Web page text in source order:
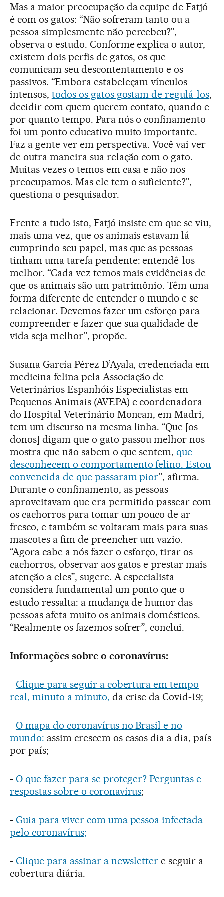
Mas a maior preocupação da equipe de Fatjó
é com os gatos: “Não sofreram tanto ou a
pessoa simplesmente não percebeu?”,
observa o estudo. Conforme explica o autor,
existem dois perfis de gatos, os que
comunicam seu descontentamento e os
passivos. “Embora estabeleçam vínculos
intensos, todos os gatos gostam de regulá-los,
decidir com quem querem contato, quando e
por quanto tempo. Para nós o confinamento
foi um ponto educativo muito importante.
Faz a gente ver em perspectiva. Você vai ver
de outra maneira sua relação com o gato.
Muitas vezes o temos em casa e não nos
preocupamos. Mas ele tem o suficiente?”,
questiona o pesquisador.
Frente a tudo isto, Fatjó insiste em que se viu,
mais uma vez, que os animais estavam lá
cumprindo seu papel, mas que as pessoas
tinham uma tarefa pendente: entendê-los
melhor. “Cada vez temos mais evidências de
que os animais são um patrimônio. Têm uma
forma diferente de entender o mundo e se
relacionar. Devemos fazer um esforço para
compreender e fazer que sua qualidade de
vida seja melhor”, propõe.
Susana García Pérez D’Ayala, credenciada em
medicina felina pela Associação de
Veterinários Espanhóis Especialistas em
Pequenos Animais (AVEPA) e coordenadora
do Hospital Veterinário Moncan, em Madri,
tem um discurso na mesma linha. “Que [os
donos] digam que o gato passou melhor nos
mostra que não sabem o que sentem,que
desconhecem o comportamento felino. Estou
convencida de que passaram pior”, afirma.
Durante o confinamento, as pessoas
aproveitavam que era permitido passear com
os cachorros para tomar um pouco de ar
fresco, e também se voltaram mais para suas
mascotes a fim de preencher um vazio.
“Agora cabe a nós fazer o esforço, tirar os
cachorros, observar aos gatos e prestar mais
atenção a eles”, sugere. A especialista
considera fundamental um ponto que o
estudo ressalta: a mudança de humor das
pessoas afeta muito os animais domésticos.
“Realmente os fazemos sofrer”, conclui.
Informações sobre o coronavírus:
- Clique para seguir a cobertura em tempo
real, minuto a minuto, da crise da Covid-19;
- O mapa do coronavírus no Brasil e no
mundo: assim crescem os casos dia a dia, país
por país;
- O que fazer para se proteger? Perguntas e
respostas sobre o coronavírus;
- Guia para viver com uma pessoa infectada
pelo coronavírus;
- Clique para assinar a newsletter e seguir a
cobertura diária.